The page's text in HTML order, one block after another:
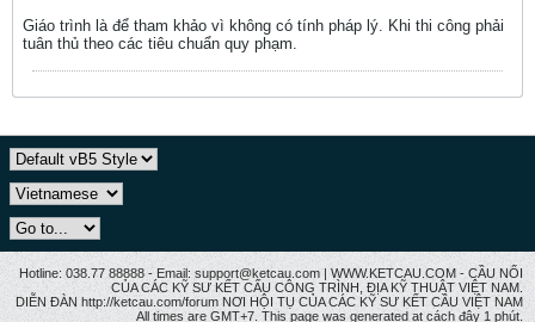
Giáo trình là để tham khảo vì không có tính pháp lý. Khi thi công phải
tuân thủ theo các tiêu chuẩn quy phạm.
Hotline: 038.77 88888 - Email: support@ketcau.com | WWW.KETCAU.COM - CẦU NỐI
CỦA CÁC KỸ SƯ KẾT CẤU CÔNG TRÌNH, ĐỊA KỸ THUẬT VIỆT NAM.
DIỄN ĐÀN http://ketcau.com/forum NƠI HỘI TỤ CỦA CÁC KỸ SƯ KẾT CÂU VIỆT NAM
All times are GMT+7. This page was generated at cách đây 1 phút.